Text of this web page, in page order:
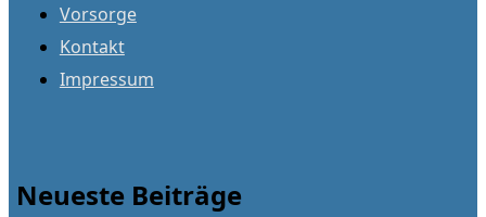
Vorsorge
Kontakt
Impressum
Neueste Beiträge